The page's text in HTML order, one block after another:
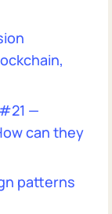
—
can they
patterns